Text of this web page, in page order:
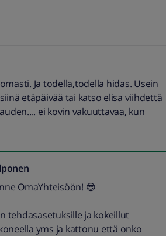
Ja todella,todella hidas. Usein
etäpäivää tai katso elisa viihdettä
ei kovin vakuuttavaa, kun
OmaYhteisöön! 😎
tehdasasetuksille ja kokeillut
yms ja kattonu että onko